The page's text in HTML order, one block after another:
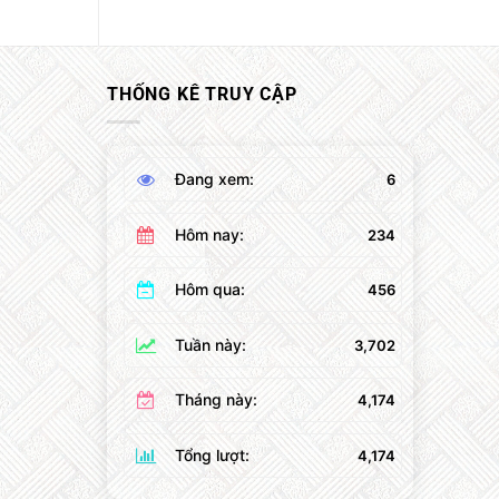
THỐNG KÊ TRUY CẬP
Đang xem: 6
Hôm nay: 234
Hôm qua: 456
Tuần này: 3,702
Tháng này: 4,174
Tổng lượt: 4,174